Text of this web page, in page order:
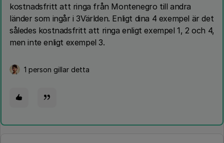
kostnadsfritt att ringa från Montenegro till andra
länder som ingår i 3Världen. Enligt dina 4 exempel är det
således kostnadsfritt att ringa enligt exempel 1, 2 och 4,
men inte enligt exempel 3.
1 person gillar detta